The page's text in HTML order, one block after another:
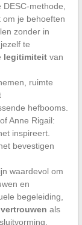
methode,
je behoeften
zonder in
te
legitimiteitvan
ruimte
hefbooms.
Anne Rigail:
inspireert.
bevestigen
waardevol om
en
begeleiding,
vertrouwen als